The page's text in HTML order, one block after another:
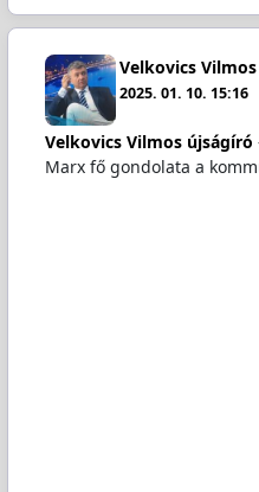
Velkovics
2025. 01. 10. 15:16
Velkovics Vilmos újságíró
Marx fő gondolata a